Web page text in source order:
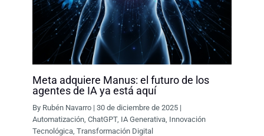
Meta adquiere Manus: el futuro de los
agentes de IA ya está aquí
By Rubén Navarro |30 de diciembre de 2025 |
Automatización ,ChatGPT, IA Generativa Innovación
Tecnológica ,Transformación Digital